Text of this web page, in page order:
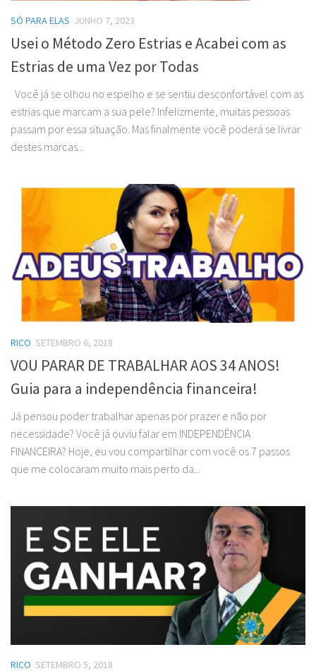
SÓ PARA ELAS JUNHO 7, 2023
Usei o Método Zero Estrias e Acabei com as
Estrias de uma Vez por Todas
Você já se olhou no espelho e se sentiu desconfortável com as
estrias que marcam a sua pele? Infelizmente, muitas pessoas
passam por essa situação. Mas finalmente você poderá se livrar
destes marcas...
RICO SETEMBRO 6, 2018
VOU PARAR DE TRABALHAR AOS 34 ANOS!
Guia para a independência financeira!
Já pensou poder trabalhar apenas por prazer e não por
necessidade? Você já ouviu falar em INDEPENDÊNCIA
FINANCEIRA? Hoje, eu vou compartilhar com você os 7 passos
que me colocaram muito mais perto da...
RICO SETEMBRO 5, 2018